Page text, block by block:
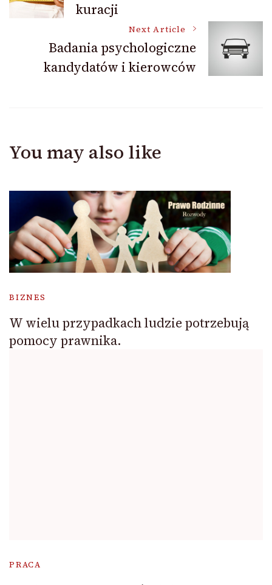
Navigation
kuracji
Next Article
Badania psychologiczne
kandydatów i kierowców
You may also like
BIZNES
W wielu przypadkach ludzie potrzebują
pomocy prawnika.
PRACA